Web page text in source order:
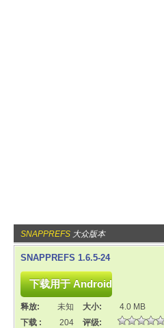
SNAPPREFS 大众版本
SNAPPREFS 1.6.5-24
释放: 未知 大小:
4.0 MB
下载 :
204
评级: